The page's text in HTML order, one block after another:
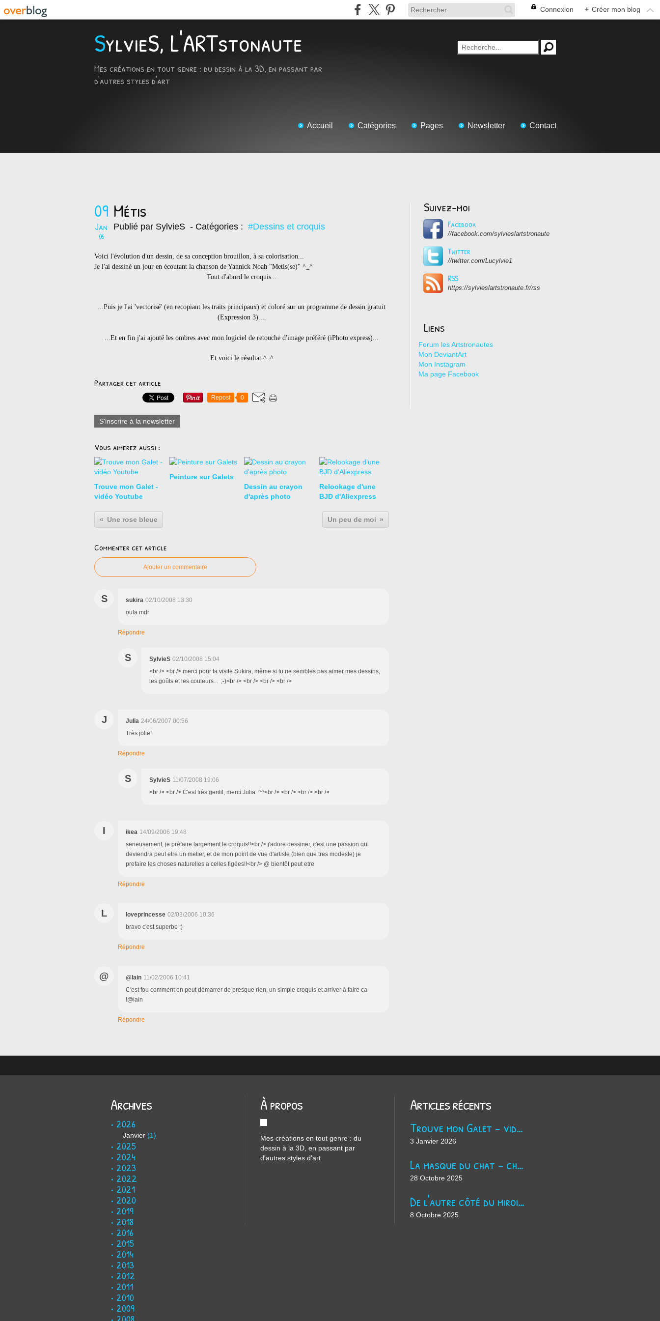
Connexion + Créer mon blog
SylvieS, L'ARTstonaute
Mes créations en tout genre : du dessin à la 3D, en passant par
d'autres styles d'art
Accueil Catégories Pages Newsletter Contact
09
Jan
06
Métis
Publié par SylvieS - Catégories : #Dessins et croquis
Voici l'évolution d'un dessin, de sa conception brouillon, à sa colorisation...
Je l'ai dessiné un jour en écoutant la chanson de Yannick Noah "Metis(se)" ^_^
Tout d'abord le croquis...
...Puis je l'ai 'vectorisé' (en recopiant les traits principaux) et coloré sur un programme de dessin gratuit
(Expression 3)....
...Et en fin j'ai ajouté les ombres avec mon logiciel de retouche d'image préféré (iPhoto express)...
Et voici le résultat ^_^
Partager cet article
Repost 0
S'inscrire à la newsletter
Vous aimerez aussi :
Trouve mon Galet -
vidéo Youtube
Peinture sur Galets
Dessin au crayon
d'après photo
Relookage d'une
BJD d'Aliexpress
Une rose bleue Un peu de moi
Commenter cet article
Ajouter un commentaire
S sukira 02/10/2008 13:30
oula mdr
Répondre
S SylvieS 02/10/2008 15:04
<br /> <br /> merci pour ta visite Sukira, même si tu ne sembles pas aimer mes dessins,
les goûts et les couleurs... ;-)<br /> <br /> <br /> <br />
J Julia 24/06/2007 00:56
Très jolie!
Répondre
S SylvieS 11/07/2008 19:06
<br /> <br /> C'est très gentil, merci Julia ^^<br /> <br /> <br /> <br />
I ikea 14/09/2006 19:48
serieusement, je préfaire largement le croquis!!<br /> j'adore dessiner, c'est une passion qui
deviendra peut etre un metier, et de mon point de vue d'artiste (bien que tres modeste) je
prefaire les choses naturelles a celles figées!!<br /> @ bientôt peut etre
Répondre
L loveprincesse 02/03/2006 10:36
bravo c'est superbe ;)
Répondre
@ @lain 11/02/2006 10:41
C'est fou comment on peut démarrer de presque rien, un simple croquis et arriver à faire ca
!@lain
Répondre
Suivez-moi
Facebook
//facebook.com/sylvieslartstronaute
Twitter
//twitter.com/Lucylvie1
RSS
https://sylvieslartstronaute.fr/rss
Liens
Forum les Artstronautes
Mon DeviantArt
Mon Instagram
Ma page Facebook
Archives
2026
Janvier (1)
2025
2024
2023
2022
2021
2020
2019
2018
2016
2015
2014
2013
2012
2011
2010
2009
À propos
Mes créations en tout genre : du
dessin à la 3D, en passant par
d'autres styles d'art
Articles récents
Trouve mon Galet - vidéo Youtube
3 Janvier 2026
La masque du chat - chanson d'Halloween
28 Octobre 2025
De l'autre côté du miroir - chanson suno ai
8 Octobre 2025